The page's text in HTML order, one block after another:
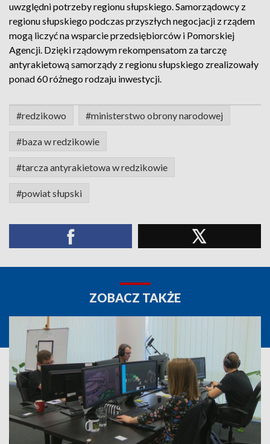
uwzględni potrzeby regionu słupskiego. Samorządowcy z
regionu słupskiego podczas przyszłych negocjacji z rządem
mogą liczyć na wsparcie przedsiębiorców i Pomorskiej
Agencji. Dzięki rządowym rekompensatom za tarczę
antyrakietową samorządy z regionu słupskiego zrealizowały
ponad 60 różnego rodzaju inwestycji.
#redzikowo #ministerstwo obrony narodowej
#baza w redzikowie
#tarcza antyrakietowa w redzikowie
#powiat słupski
ZOBACZ TAKŻE